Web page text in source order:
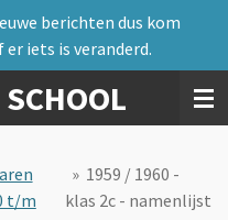
berichten dus kom
iets is veranderd.
t/m
» 1959 / 1960 -
klas 2c - namenlijst